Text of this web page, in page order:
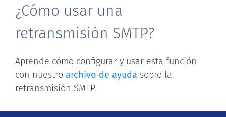
¿Cómo usar una
retransmisión SMTP?
Aprende cómo configurar y usar esta función
con nuestro archivo de ayuda sobre la
retransmisión SMTP.